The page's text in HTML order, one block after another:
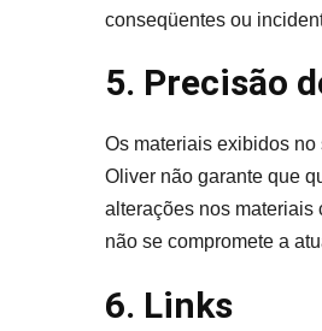
conseqüentes ou
5.
Os materiais exibidos
Oliver não garante que
alterações nos materiais
não se compromete a
6. Links